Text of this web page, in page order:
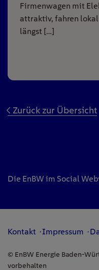
Firmenwagen mit
attraktiv, fahren
längst […]
Zurück zur Übersicht
Die EnBW im Social Web
Kontakt Impressum
© EnBW Energie Baden-
vorbehalten